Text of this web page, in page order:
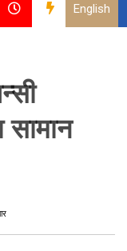
English
सामान